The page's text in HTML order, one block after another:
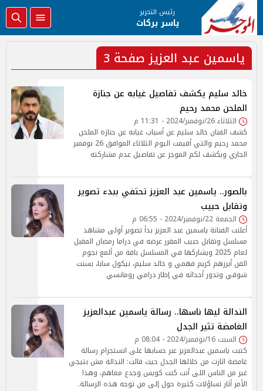
رئيس التحرير
ياسر بركات
ياسمين عبد العزيز صفحة 3
خالد سليم يكشف تفاصيل غيابه عن جنازة
الملحن محمد رحيم
الثلاثاء 26/نوفمبر/2024 - 11:31 م
كشف الفنان خالد سليم عن أسباب غيابه عن جنازة الملحن
محمد رحيم والتي أقيمت اليوم الثلاثاء الموافق 26 نوفمبر
الجاري ويكشف لكم الموجز عن تفاصيل عدم مشاركته
بالصور.. ياسمين عبد العزيز تحتفي ببدء تصوير
وتقابل حبيب
الجمعة 22/نوفمبر/2024 - 06:55 م
أعلنت الفنانة ياسمين عبد العزيز بدأ تصوير أولى مشاهد
مسلسل وتقابل حبيب المقرر عرضه في دراما رمضان المقبل
لعام 2025 ويشاركها في المسلسل باقة من ألمع نجوم
الفن أبرزهم كريم فهمي و خالد سليم، نيكول سابا، بسنت
شوقي وتدور أحداثه في إطار درامي رومانسي
الندالة ليها ناسها.. رسالة ياسمين عبدالعزيز
الغامضة تثير الجدل
السبت 16/نوفمبر/2024 - 08:04 م
كتبت ياسمين عبدالعزيز عبر حسابها على انستجرام رسالة
غامضة اثارت من خلالها الجدل حيث قالت: الندالة مش بتيجي
غير من الناس اللى أنت كنت كويس وجدع معاهم، وهذا
الأمر أثار تساؤلات كثيرة حول إلى من توجه هذه الرسالة.